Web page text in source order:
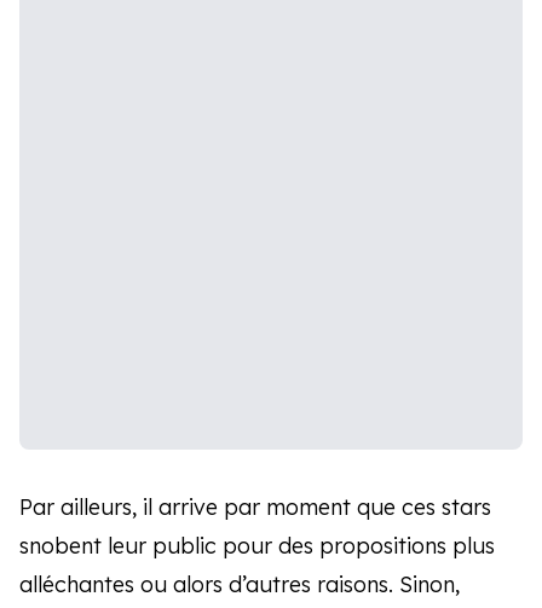
Par ailleurs, il arrive par moment que ces stars
snobent leur public pour des propositions plus
alléchantes ou alors d’autres raisons. Sinon,